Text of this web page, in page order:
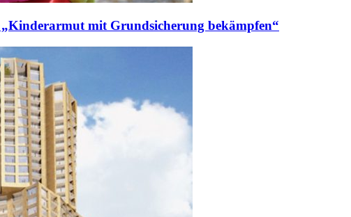
mit Grundsicherung bekämpfen“